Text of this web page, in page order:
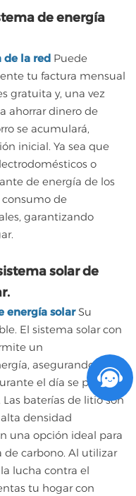
de energía
de la red Puede
tu factura mensual
gratuita y, una vez
ahorrar dinero de
se acumulará,
inicial. Ya sea que
o
de energía de los
de
garantizando
solar de
energía solarSu
El sistema solar con
un
asegurando que
el día se pueda
baterías de litio son
densidad
una opción ideal para
carbono. Al utilizar
lucha contra el
tu hogar con